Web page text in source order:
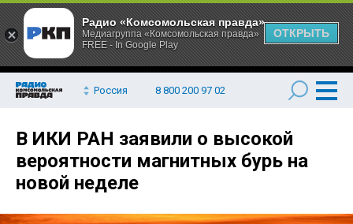
Россия 8 800 200 97 02
В ИКИ РАН заявили о высокой
вероятности магнитных бурь на
новой неделе
Радио «Комсомольская правда»
Медиагруппа «Комсомольская правда»
FREE - In Google Play
ОТКРЫТЬ